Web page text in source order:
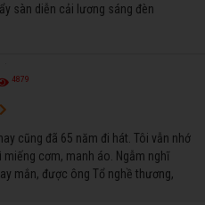
sàn diễn cải lương sáng đèn
4879
cũng đã 65 năm đi hát. Tôi vẫn nhớ
cơm, manh áo. Ngẫm nghĩ
mắn, được ông Tổ nghề thương,